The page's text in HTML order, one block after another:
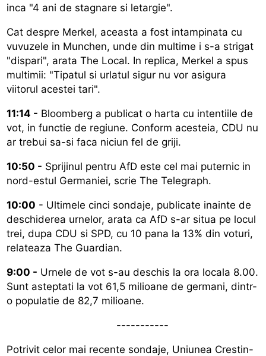
inca "4 ani de stagnare si letargie".
Cat despre Merkel, aceasta a fost intampinata cu
vuvuzele in Munchen, unde din multime i s-a strigat
"dispari", arata The Local. In replica, Merkel a spus
multimii: "Tipatul si urlatul sigur nu vor asigura
viitorul acestei tari".
11:14 - Bloomberg a publicat o harta cu intentiile de
vot, in functie de regiune. Conform acesteia, CDU nu
ar trebui sa-si faca niciun fel de griji.
10:50 - Sprijinul pentru AfD este cel mai puternic in
nord-estul Germaniei, scrie The Telegraph.
10:00 - Ultimele cinci sondaje, publicate inainte de
deschiderea urnelor, arata ca AfD s-ar situa pe locul
trei, dupa CDU si SPD, cu 10 pana la 13% din voturi,
relateaza The Guardian.
9:00 - Urnele de vot s-au deschis la ora locala 8.00.
Sunt asteptati la vot 61,5 milioane de germani, dintr-
o populatie de 82,7 milioane.
-----------
Potrivit celor mai recente sondaje, Uniunea Crestin-